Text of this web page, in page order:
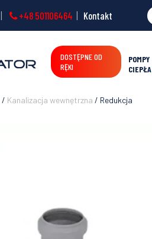
+48 501106464 Kontakt
DOSTĘPNE OD
RĘKI
POMPY
CIEPŁA
/ Kanalizacja wewnętrzna / Redukcja